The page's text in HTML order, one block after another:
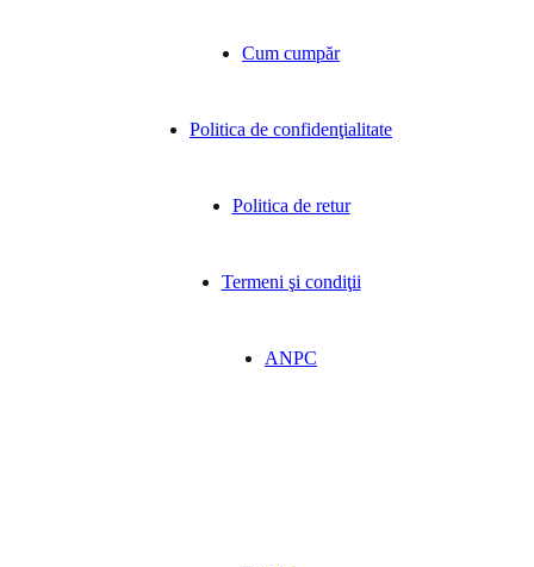
Cum cumpăr
Politica de confidenţialitate
Politica de retur
Termeni şi condiţii
ANPC